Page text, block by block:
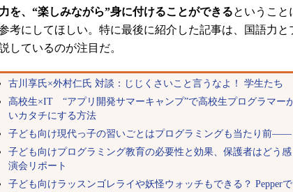
を、“楽しみながら”身に付けることができるということ
考にしてほしい。特に最後に紹介した記事は、国語力
しているのが注目だ。
古川享氏×外村仁氏 対談：じじくさいこと言うなよ！ 学生たち
高校生×IT “アプリ開発サマーキャンプ”で高校生プログラマー
いカタチにする方法
子ども向け現代っ子の習いごとはプログラミングも当たり前――
子ども向けプログラミング教育の必要性と効果、保護者はどう
演会リポート
子ども向けラッスンゴレライや妖怪ウォッチもできる？ Pepper